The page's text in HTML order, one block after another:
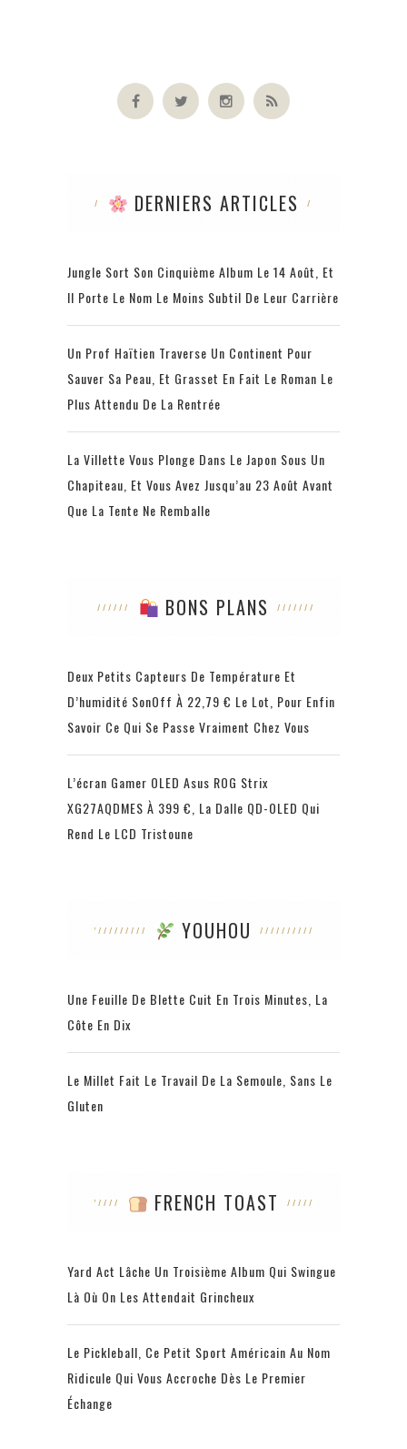
DERNIERS ARTICLES
Jungle Sort Son Cinquième Album Le 14 Août, Et
Il Porte Le Nom Le Moins Subtil De Leur Carrière
Un Prof Haïtien Traverse Un Continent Pour
Sauver Sa Peau, Et Grasset En Fait Le Roman Le
Plus Attendu De La Rentrée
La Villette Vous Plonge Dans Le Japon Sous Un
Chapiteau, Et Vous Avez Jusqu’au 23 Août Avant
Que La Tente Ne Remballe
BONS PLANS
Deux Petits Capteurs De Température Et
D’humidité SonOff À 22,79 € Le Lot, Pour Enfin
Savoir Ce Qui Se Passe Vraiment Chez Vous
L’écran Gamer OLED Asus ROG Strix
XG27AQDMES À 399 €, La Dalle QD-OLED Qui
Rend Le LCD Tristoune
YOUHOU
Une Feuille De Blette Cuit En Trois Minutes, La
Côte En Dix
Le Millet Fait Le Travail De La Semoule, Sans Le
Gluten
FRENCH TOAST
Yard Act Lâche Un Troisième Album Qui Swingue
Là Où On Les Attendait Grincheux
Le Pickleball, Ce Petit Sport Américain Au Nom
Ridicule Qui Vous Accroche Dès Le Premier
Échange